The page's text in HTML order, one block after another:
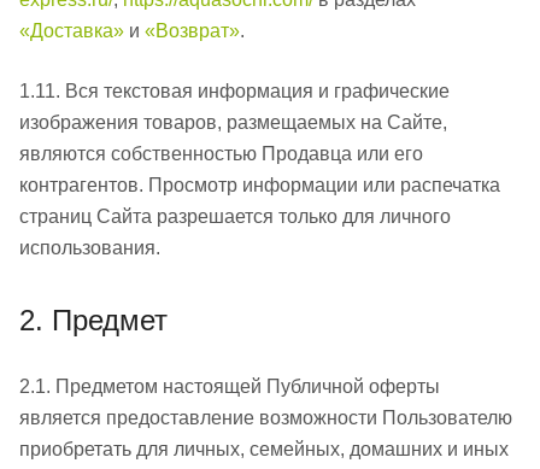
«Доставка» и «Возврат».
1.11. Вся текстовая информация и графические
изображения товаров, размещаемых на Сайте,
являются собственностью Продавца или его
контрагентов. Просмотр информации или распечатка
страниц Сайта разрешается только для личного
использования.
2. Предмет
2.1. Предметом настоящей Публичной оферты
является предоставление возможности Пользователю
приобретать для личных, семейных, домашних и иных